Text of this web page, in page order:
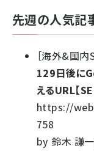
先週の人気記
［海外&国内
129日後に
えるURL【
https://
758
by 鈴木 謙